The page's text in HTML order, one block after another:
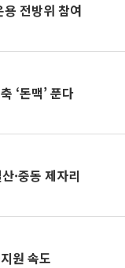
전방위 참여
‘돈맥’ 푼다
·중동 제자리
원 속도